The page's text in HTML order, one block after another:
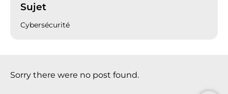
Sujet
Cybersécurité
Sorry there were no post found.